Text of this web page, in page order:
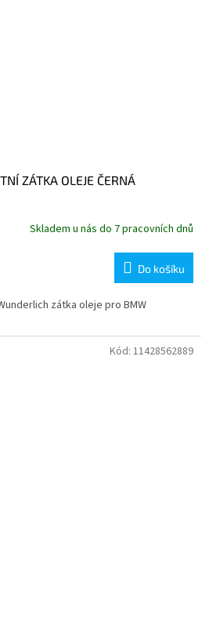
ZÁTKA OLEJE ČERNÁ
Skladem u nás do 7 pracovních dnů
Do košíku
zátka oleje pro BMW
Kód: 11428562889